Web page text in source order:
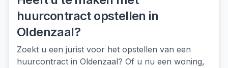
huurcontract opstellen in
Oldenzaal?
Zoekt u een jurist voor het opstellen van een
huurcontract in Oldenzaal? Of u nu een woning,